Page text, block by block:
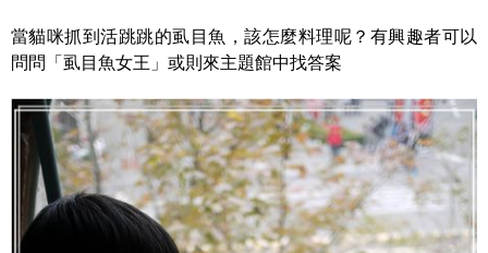
當貓咪抓到活跳跳的虱目魚，該怎麼料理呢？有興趣者可以
問問「虱目魚女王」或則來主題館中找答案